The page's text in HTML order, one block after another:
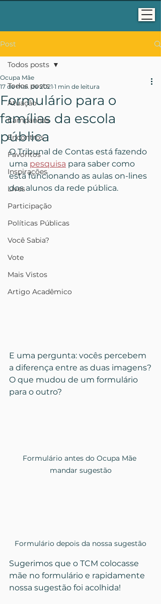
Post
Todos posts
Atuação
Campanhas
Encontros
Favoritos
Inspirações
Lives
Participação
Políticas Públicas
Você Sabia?
Vote
Mais Vistos
Artigo Acadêmico
Todos posts
Formulário para o
famílias da escola
pública
Ocupa Mãe
17 de mai. de 2021 1 min de leitura
O Tribunal de Contas está fazendo
uma pesquisa para saber como
está funcionando as aulas on-lines
dos alunos da rede pública.
E uma pergunta: vocês percebem
a diferença entre as duas imagens?
O que mudou de um formulário
para o outro?
Formulário antes do Ocupa Mãe
mandar sugestão
Formulário depois da nossa sugestão
Sugerimos que o TCM colocasse
mãe no formulário e rapidamente
nossa sugestão foi acolhida!